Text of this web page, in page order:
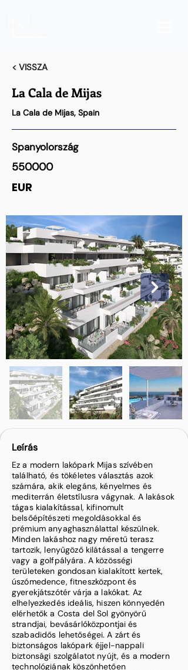
< VISSZA
La Cala de Mijas
La Cala de Mijas, Spain
Spanyolország
550000
EUR
Leírás
Ez a modern lakópark Mijas szívében
található, és tökéletes választás azok
számára, akik elegáns, kényelmes és
mediterrán életstílusra vágynak. A lakások
tágas kialakítással, kifinomult
belsőépítészeti megoldásokkal és
prémium anyaghasználattal készülnek.
Minden lakáshoz nagy méretű terasz
tartozik, lenyűgöző kilátással a tengerre
vagy a golfpályára. A közösségi
területeken gondosan kialakított kertek,
úszómedence, fitneszközpont és
gyerekjátszótér várja a lakókat. Az
elhelyezkedés ideális, hiszen könnyedén
elérhetők a Costa del Sol gyönyörű
strandjai, bevásárlóközpontjai és
szabadidős lehetőségei. A zárt és
biztonságos lakópark éjjel-nappali
biztonsági szolgálatot nyújt, és a modern
technológiának köszönhetően